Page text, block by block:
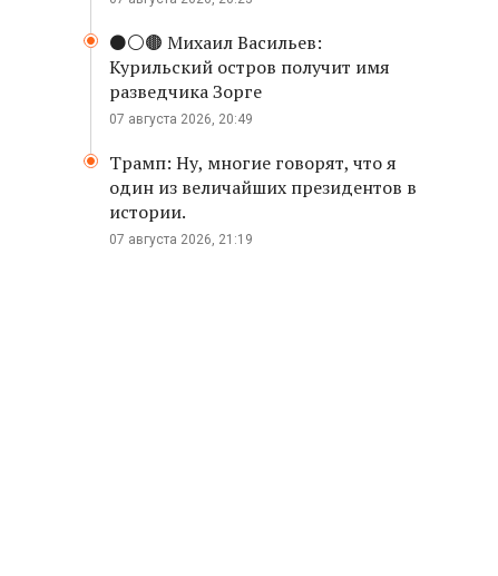
⚫️⚪️🟤 Михаил Васильев:
Курильский остров получит имя
разведчика Зорге
07 августа 2026, 20:49
Трамп: Ну, многие говорят, что я
один из величайших президентов в
истории.
07 августа 2026, 21:19